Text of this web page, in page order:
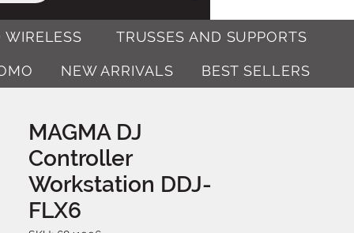
WIRELESS TRUSSES AND SUPPORTS
NEW ARRIVALS BEST SELLERS
MAGMA DJ
Controller
Workstation DDJ-
FLX6